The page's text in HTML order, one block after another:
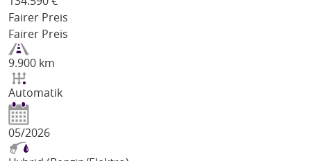
Fairer Preis
Fairer Preis
9.900 km
Automatik
05/2026